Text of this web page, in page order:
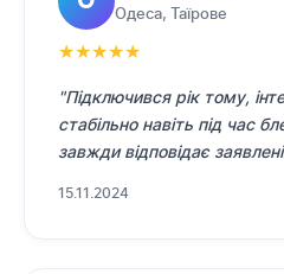
Одеса, Таїрове
★★★★★
"Підключився рік тому,
стабільно навіть під час
завжди відповідає
15.11.2024